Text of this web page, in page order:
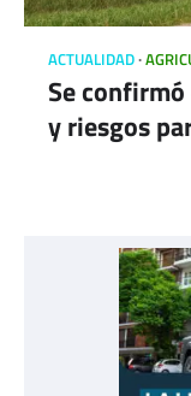
ACTUALIDAD
Se
y riesgos